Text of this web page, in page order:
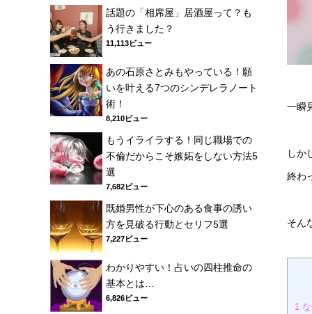
一瞬
しか
終わ
そん
1
話題の「相席屋」居酒屋って？も
う行きました？
11,113ビュー
あの石原さとみもやっている！願
いを叶える7つのシンデレラノート
術！
8,210ビュー
もうイライラする！同じ職場での
不倫だからこそ嫉妬をしない方法5
選
7,682ビュー
既婚男性が下心のある食事の誘い
方を見破る行動とセリフ5選
7,227ビュー
わかりやすい！占いの四柱推命の
基本とは…
6,826ビュー